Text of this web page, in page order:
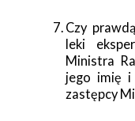
Czy
leki
Ministra
jego imię i
zastępcy